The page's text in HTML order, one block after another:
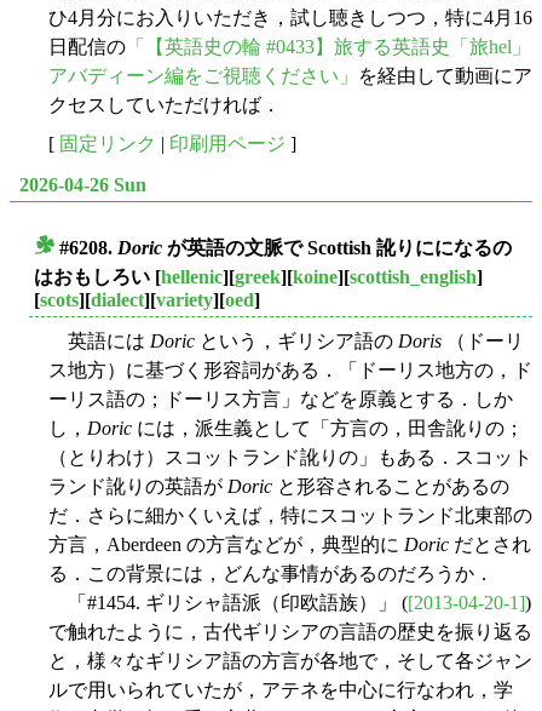
ひ4月分にお入りいただき，試し聴きしつつ，特に4月16
日配信の 「【英語史の輪 #0433】旅する英語史「旅hel」
アバディーン編をご視聴ください」
を経由して動画にア
クセスしていただければ．
[ 固定リンク | 印刷用ページ ]
2026-04-26 Sun
#6208. Doric が英語の文脈で Scottish 訛りにになるの
はおもしろい [hellenic][greek][koine][scottish_english]
[scots][dialect][variety][oed]
英語には Doric という，ギリシア語の Doris （ドーリ
ス地方）に基づく形容詞がある．「ドーリス地方の，ド
ーリス語の；ドーリス方言」などを原義とする．しか
し， Doric には，派生義として「方言の，田舎訛りの；
（とりわけ）スコットランド訛りの」もある．スコット
ランド訛りの英語が Doric と形容されることがあるの
だ．さらに細かくいえば，特にスコットランド北東部の
方言，Aberdeen の方言などが，典型的に Doric だとされ
る．この背景には，どんな事情があるのだろうか．
「#1454. ギリシャ語派（印欧語族）」 ([2013-04-20-1])
で触れたように，古代ギリシアの言語の歴史を振り返る
と，様々なギリシア語の方言が各地で，そして各ジャン
ルで用いられていたが，アテネを中心に行なわれ，学